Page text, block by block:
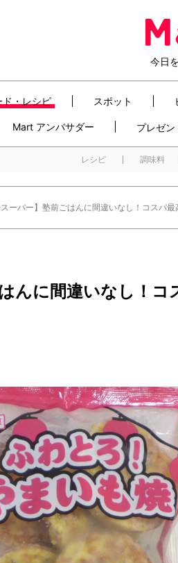
今日
ド・レシピ スポット
Mart アンバサダー プレゼン
レシピ 調味料
スーパー】塾前ごはんに間違いなし！コスパ最
んに間違いなし！コ